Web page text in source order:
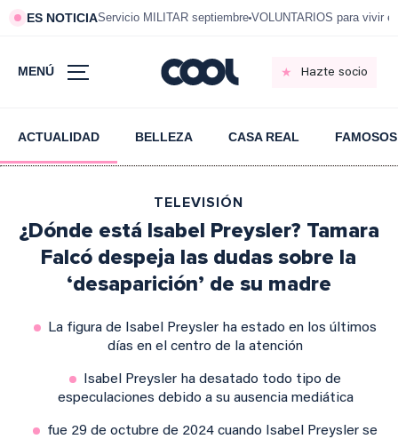
ES NOTICIAServicio MILITAR septiembre VOLUNTARIOS para vivir
MENÚ Hazte socio
ACTUALIDAD BELLEZA CASA REAL FAMOSOS
TELEVISIÓN
¿Dónde está Isabel Preysler? Tamara
Falcó despeja las dudas sobre la
‘desaparición’ de su madre
La figura de Isabel Preysler ha estado en los últimos
días en el centro de la atención
Isabel Preysler ha desatado todo tipo de
especulaciones debido a su ausencia mediática
fue 29 de octubre de 2024 cuando Isabel Preysler se